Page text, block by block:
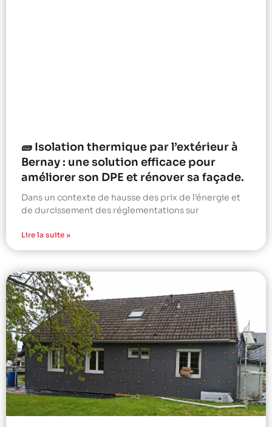
🧱 Isolation thermique par l’extérieur à
Bernay : une solution efficace pour
améliorer son DPE et rénover sa façade.
Dans un contexte de hausse des prix de l’énergie et
de durcissement des réglementations sur
Lire la suite »